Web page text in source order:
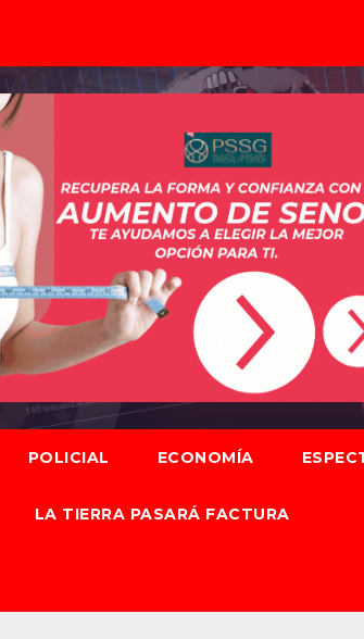
POLICIAL ECONOMÍA
LA TIERRA PASARÁ FACTURA